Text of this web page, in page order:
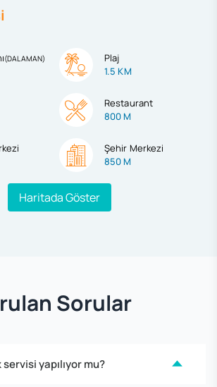
(DALAMAN)
Plaj
1.5 KM
Restaurant
800 M
Şehir Merkezi
850 M
Haritada Göster
Sorular
yapılıyor mu?